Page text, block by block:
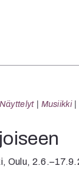
Tilaus ja
Toimitus
Näyttelyt Musiikki
Oulu,